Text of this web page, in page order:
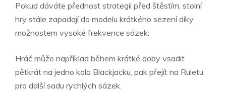
Pokud dáváte přednost strategii před štěstím, stolní
hry stále zapadají do modelu krátkého sezení díky
možnostem vysoké frekvence sázek.
Hráč může například během krátké doby vsadit
pětkrát na jedno kolo Blackjacku, pak přejít na Ruletu
pro další sadu rychlých sázek.